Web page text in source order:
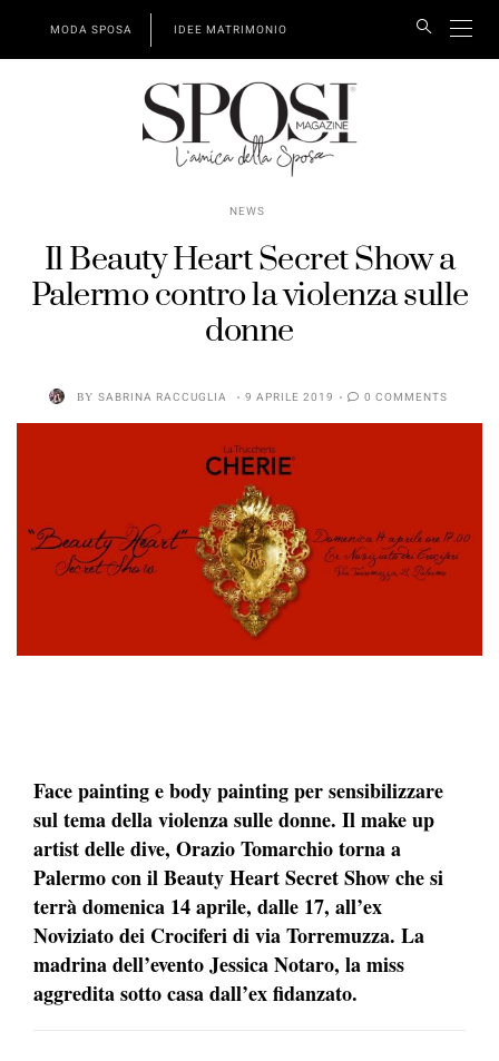
MODA SPOSA IDEE MATRIMONIO
NEWS
Il Beauty Heart Secret Show a
Palermo contro la violenza sulle
donne
BY SABRINA RACCUGLIA 9 APRILE 2019 0 COMMENTS
Face painting e body painting per sensibilizzare
sul tema della violenza sulle donne. Il make up
artist delle dive, Orazio Tomarchio torna a
Palermo con il Beauty Heart Secret Show che si
terrà domenica 14 aprile, dalle 17, all’ex
Noviziato dei Crociferi di via Torremuzza. La
madrina dell’evento Jessica Notaro, la miss
aggredita sotto casa dall’ex fidanzato.